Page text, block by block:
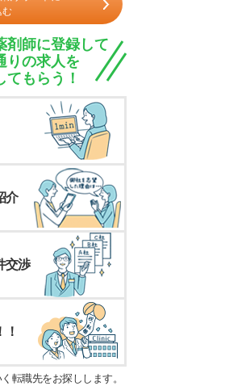
む
剤師に登録して
りの求人を
てもらう！
介
交渉
！
転職先をお探しします。